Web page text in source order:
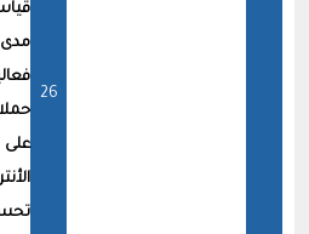
مدى
على